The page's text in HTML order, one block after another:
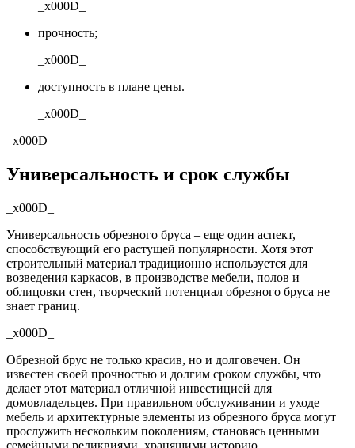
_x000D_
прочность;
_x000D_
доступность в плане цены.
_x000D_
_x000D_
Универсальность и срок службы
_x000D_
Универсальность обрезного бруса – еще один аспект,
способствующий его растущей популярности. Хотя этот
строительный материал традиционно используется для
возведения каркасов, в производстве мебели, полов и
облицовки стен, творческий потенциал обрезного бруса не
знает границ.
_x000D_
Обрезной брус не только красив, но и долговечен. Он
известен своей прочностью и долгим сроком службы, что
делает этот материал отличной инвестицией для
домовладельцев. При правильном обслуживании и уходе
мебель и архитектурные элементы из обрезного бруса могут
прослужить нескольким поколениям, становясь ценными
семейными реликвиями, хранящими историю.